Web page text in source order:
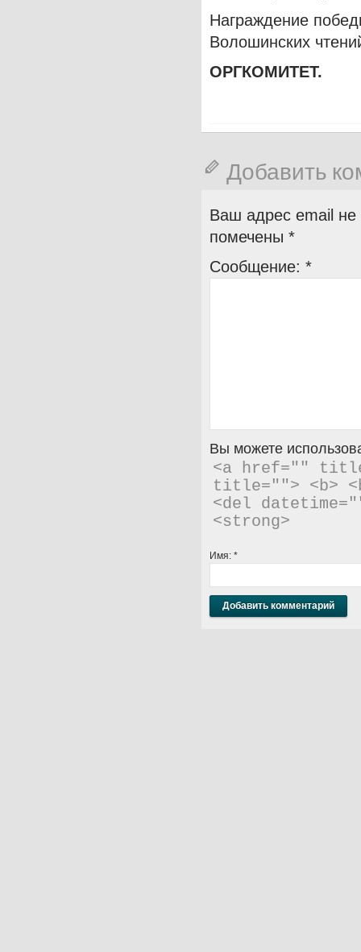
Награждение
Волошинских
ОРГКОМИТЕТ.
Добавить
Ваш адрес email не
помечены *
Сообщение: *
Вы можете
<a href=""
title=""> <b>
<del
<strong>
Имя: *